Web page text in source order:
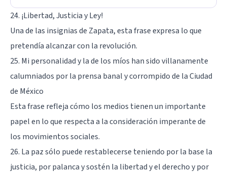
24. ¡Libertad, Justicia y Ley!
Una de las insignias de Zapata, esta frase expresa lo que
pretendía alcanzar con la revolución.
25. Mi personalidad y la de los míos han sido villanamente
calumniados por la prensa banal y corrompido de la Ciudad
de México
Esta frase refleja cómo los medios tienen un importante
papel en lo que respecta a la consideración imperante de
los movimientos sociales.
26. La paz sólo puede restablecerse teniendo por la base la
justicia, por palanca y sostén la libertad y el derecho y por